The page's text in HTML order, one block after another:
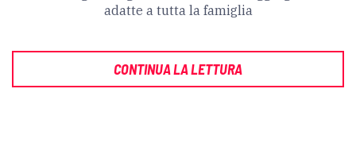
adatte a tutta la famiglia
CONTINUA LA LETTURA